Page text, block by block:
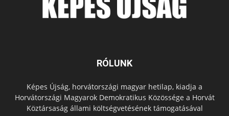
RÓLUNK
Képes Újság, horvátországi magyar hetilap, kiadja a
Horvátországi Magyarok Demokratikus Közössége a Horvát
Köztársaság állami költségvetésének támogatásával